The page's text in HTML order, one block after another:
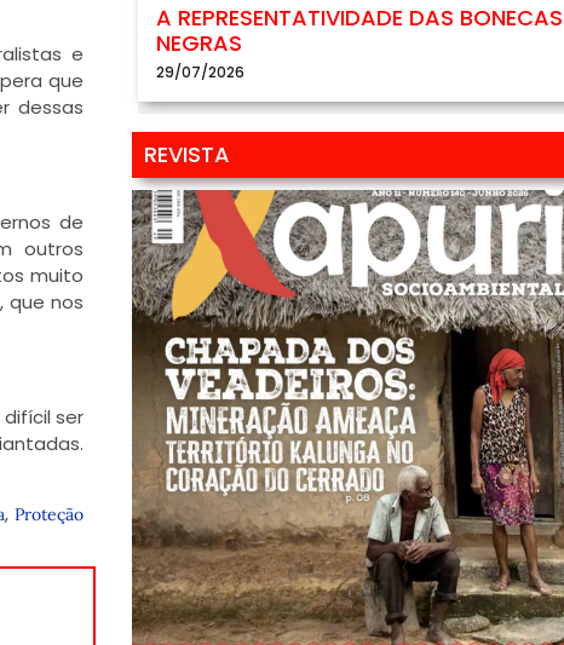
e
que
dessas
de
outros
muito
que nos
ser
,Proteção
A REPRESENTATIVIDADE DAS BONECAS
NEGRAS
29/07/2026
REVISTA